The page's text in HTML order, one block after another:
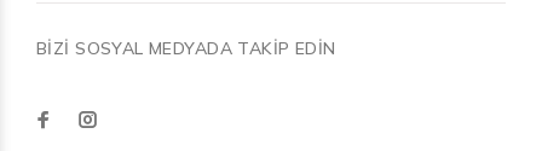
BİZİ SOSYAL MEDYADA TAKİP EDİN